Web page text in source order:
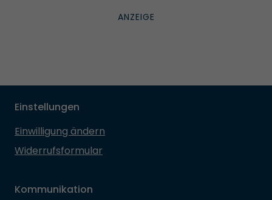
Einstellungen
Einwilligung ändern
Widerrufsformular
Kommunikation